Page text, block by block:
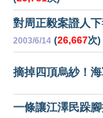
對周正毅案證人
2003/6/14 (26,667次)
摘掉四頂烏紗！
一條讓江澤民跺